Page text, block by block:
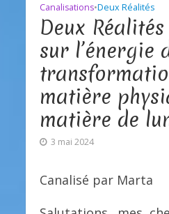
Canalisations•Deux Réalités
Deux
sur l’énergie
matière
matière de
3 mai 2024
Canalisé par Marta